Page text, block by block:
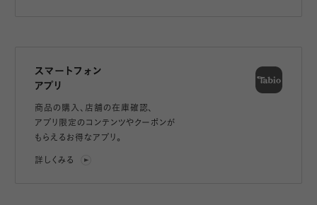
スマートフォン
アプリ
商品の購入、店舗の在庫確認、
アプリ限定のコンテンツやクーポンが
もらえるお得なアプリ。
詳しくみる